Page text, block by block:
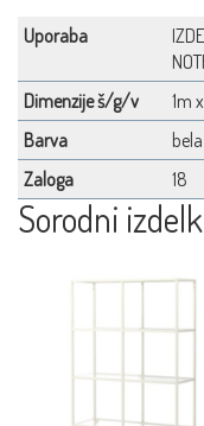
Uporaba
Dimenzije š/g/v
1m
Barva
bela
Zaloga
18
Sorodni